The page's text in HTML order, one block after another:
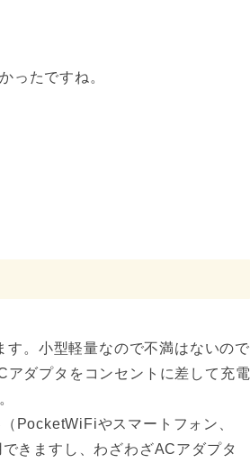
ったですね。
。小型軽量なので不満はないので
ダプタをコンセントに差して充電
PocketWiFiやスマートフォン、
きますし、わざわざACアダプタ